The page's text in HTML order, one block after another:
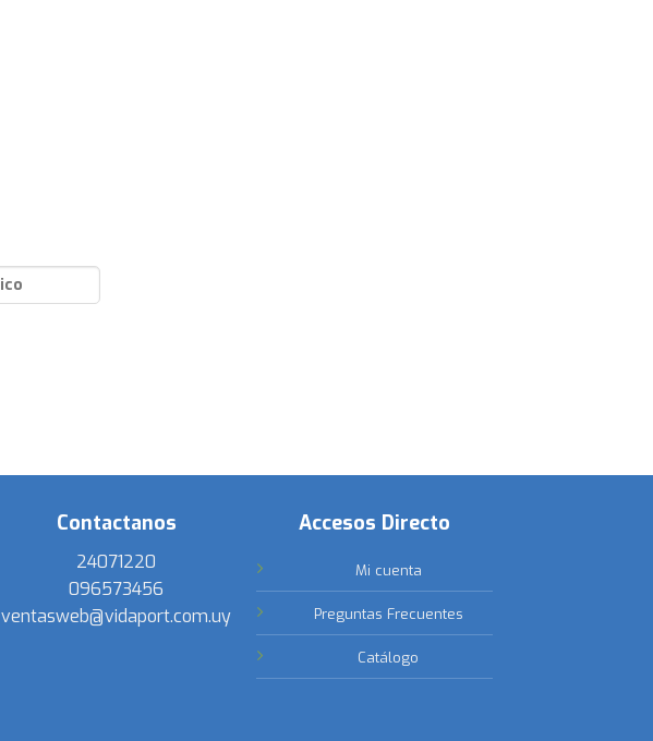
Contactanos
24071220
096573456
ventasweb@vidaport.com.uy
Accesos Directo
Mi cuenta
Preguntas Frecuentes
Catálogo